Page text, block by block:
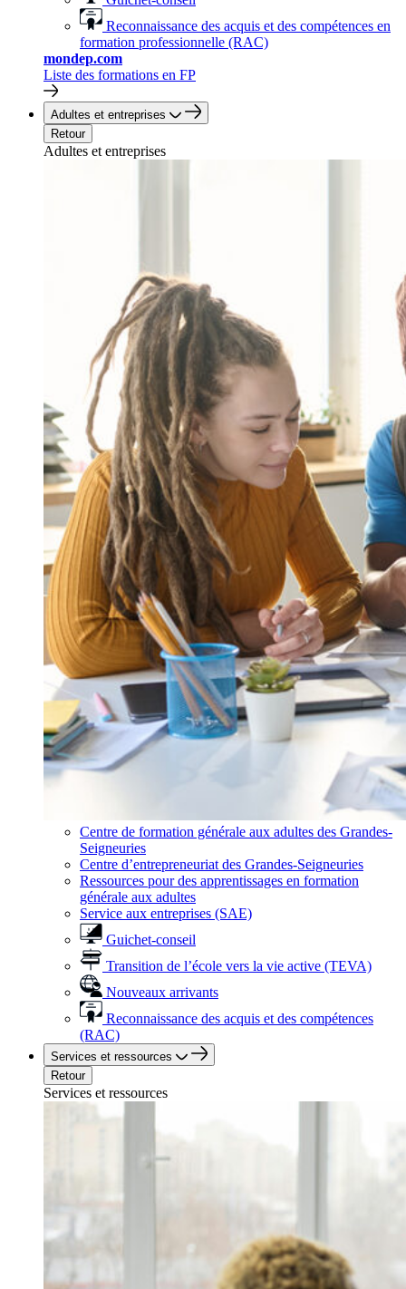
Reconnaissance des acquis et des compétences en
formation professionnelle (RAC)
mondep.com
Liste des formations en FP
Adultes et entreprises
Retour
Adultes et entreprises
Centre de formation générale aux adultes des Grandes-
Seigneuries
Centre d’entrepreneuriat des Grandes-Seigneuries
Ressources pour des apprentissages en formation
générale aux adultes
Service aux entreprises (SAE)
Guichet-conseil
Transition de l’école vers la vie active (TEVA)
Nouveaux arrivants
Reconnaissance des acquis et des compétences
(RAC)
Services et ressources
Retour
Services et ressources